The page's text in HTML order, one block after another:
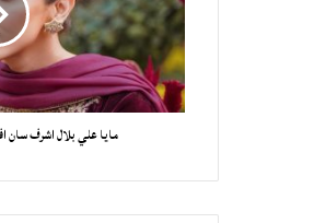
مايا علي بلال اشرف سان